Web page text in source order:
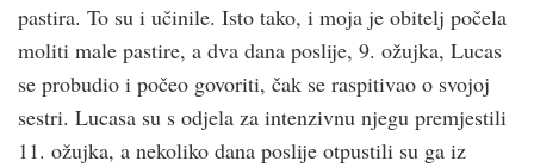
pastira. To su i učinile. Isto tako, i moja je obitelj počela
moliti male pastire, a dva dana poslije, 9. ožujka, Lucas
se probudio i počeo govoriti, čak se raspitivao o svojoj
sestri. Lucasa su s odjela za intenzivnu njegu premjestili
11. ožujka, a nekoliko dana poslije otpustili su ga iz